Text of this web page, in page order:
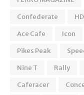
Confederate
HD
Ace Cafe
Icon
Pikes Peak
Nine T
Rally
Caferacer